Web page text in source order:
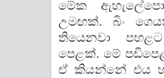
මේක
උමඟක්. බිං
තියෙනවා
පෙළක්. මේ
ඒ කියන්නේ එය